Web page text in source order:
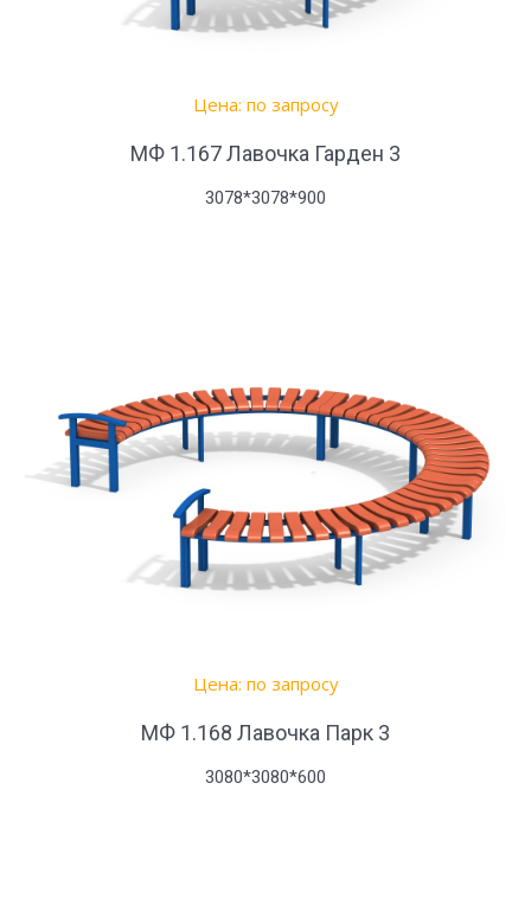
Цена: по запросу
МФ 1.167 Лавочка Гарден 3
3078*3078*900
Цена: по запросу
МФ 1.168 Лавочка Парк 3
3080*3080*600